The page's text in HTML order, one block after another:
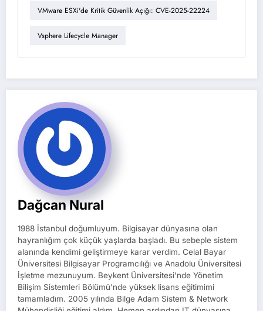
VMware ESXi'de Kritik Güvenlik Açığı: CVE-2025-22224
Vsphere Lifecycle Manager
Dağcan Nural
1988 İstanbul doğumluyum. Bilgisayar dünyasına olan
hayranlığım çok küçük yaşlarda başladı. Bu sebeple sistem
alanında kendimi geliştirmeye karar verdim. Celal Bayar
Üniversitesi Bilgisayar Programcılığı ve Anadolu Üniversitesi
İşletme mezunuyum. Beykent Üniversitesi'nde Yönetim
Bilişim Sistemleri Bölümü'nde yüksek lisans eğitimimi
tamamladım. 2005 yılında Bilge Adam Sistem & Network